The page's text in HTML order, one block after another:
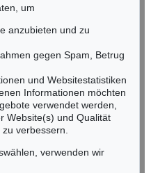
um
anzubieten und zu
gegen Spam, Betrug
und Websitestatistiken
Informationen möchten
verwendet werden,
Website(s) und Qualität
verbessern.
verwenden wir